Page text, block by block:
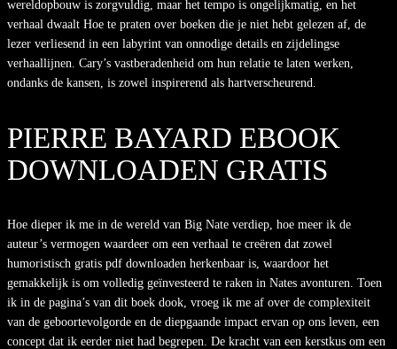
wereldopbouw is zorgvuldig, maar het tempo is ongelijkmatig, en het
verhaal dwaalt Hoe te praten over boeken die je niet hebt gelezen af, de
lezer verliesend in een labyrint van onnodige details en zijdelingse
verhaallijnen. Cary’s vastberadenheid om hun relatie te laten werken,
ondanks de kansen, is zowel inspirerend als hartverscheurend.
PIERRE BAYARD EBOOK
DOWNLOADEN GRATIS
Hoe dieper ik me in de wereld van Big Nate verdiep, hoe meer ik de
auteur’s vermogen waardeer om een verhaal te creëren dat zowel
humoristisch gratis pdf downloaden herkenbaar is, waardoor het
gemakkelijk is om volledig geïnvesteerd te raken in Nates avonturen. Toen
ik in de pagina’s van dit boek dook, vroeg ik me af over de complexiteit
van de geboortevolgorde en de diepgaande impact ervan op ons leven, een
concept dat ik eerder niet had begrepen. De kracht van een kerstkus om een